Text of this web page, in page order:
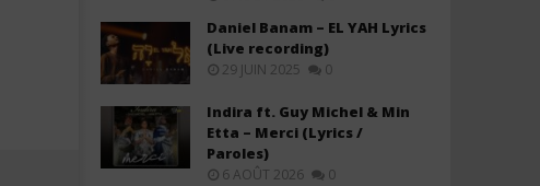
Daniel Banam – EL YAH Lyrics
(Live recording)
29 JUIN 2025 0
Indira ft. Guy Michel & Min
Etta – Merci (Lyrics /
Paroles)
6 AOÛT 2026 0